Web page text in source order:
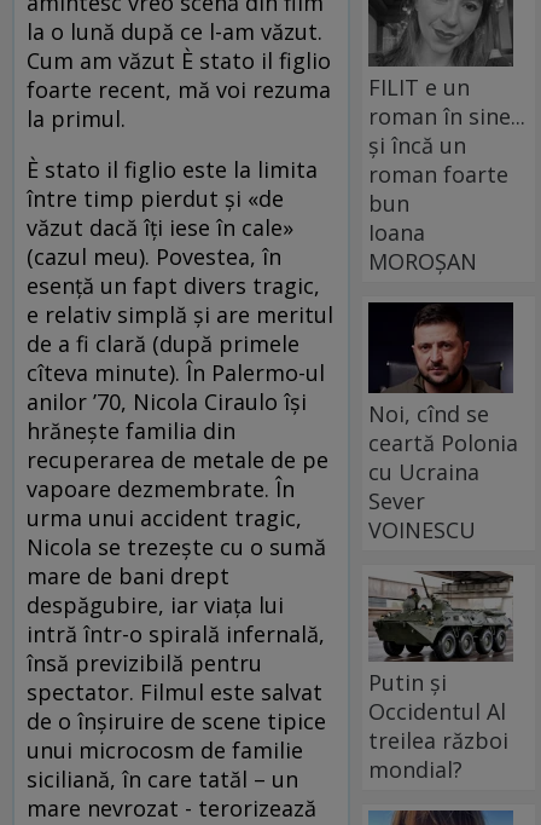
la o lună după ce l-am văzut.
Cum am văzut È stato il figlio
foarte recent, mă voi rezuma
la primul.
È stato il figlio este la limita
între timp pierdut şi «de
văzut dacă îţi iese în cale»
(cazul meu). Povestea, în
esenţă un fapt divers tragic,
e relativ simplă şi are meritul
de a fi clară (după primele
cîteva minute). În Palermo-ul
anilor ’70, Nicola Ciraulo îşi
hrăneşte familia din
recuperarea de metale de pe
vapoare dezmembrate. În
urma unui accident tragic,
Nicola se trezeşte cu o sumă
mare de bani drept
despăgubire, iar viaţa lui
intră într-o spirală infernală,
însă previzibilă pentru
spectator. Filmul este salvat
de o înşiruire de scene tipice
unui microcosm de familie
siciliană, în care tatăl – un
mare nevrozat - terorizează
FILIT e un
roman în sine...
și încă un
roman foarte
bun
Ioana
MOROȘAN
Noi, cînd se
ceartă Polonia
cu Ucraina
Sever
VOINESCU
Putin și
Occidentul Al
treilea război
mondial?